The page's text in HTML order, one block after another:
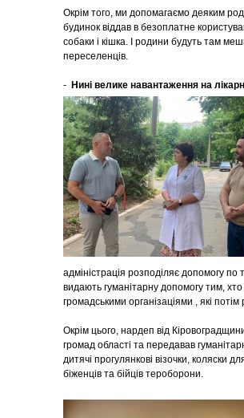
Окрім того, ми допомагаємо деяким
будинок віддав в безоплатне
собаки і кішка. І родини будуть там
переселенців.
- Нині велике навантаження на
адміністрація розподіляє допомогу
видають гуманітарну допомогу тим,
громадськими організаціями , які
Окрім цього, нардеп від
громад області та передавав
дитячі прогулянкові візочки, коляски
біженців та бійців тероборони.